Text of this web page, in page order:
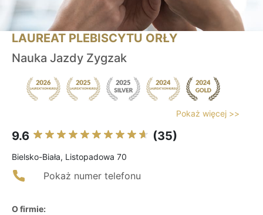
LAUREAT PLEBISCYTU ORŁY
Nauka Jazdy Zygzak
Pokaż więcej >>
9.6 (35)
Bielsko-Biała, Listopadowa 70
Pokaż numer telefonu
O firmie: